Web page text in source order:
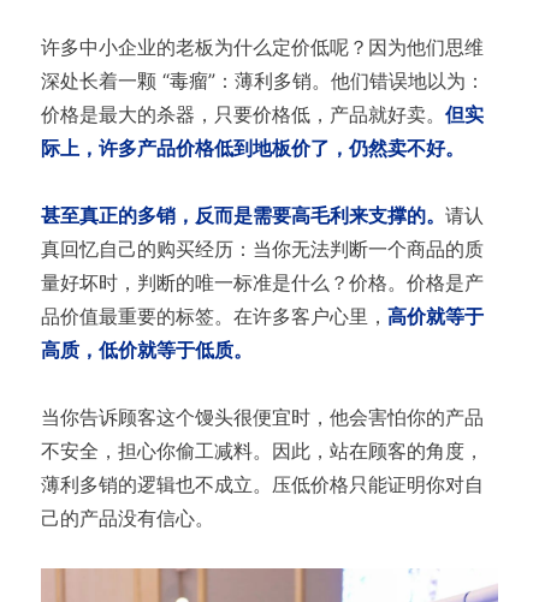
许多中小企业的老板为什么定价低呢？因为他们思维
深处长着一颗 “毒瘤”：薄利多销。他们错误地以为：
价格是最大的杀器，只要价格低，产品就好卖。 但实
际上，许多产品价格低到地板价了，仍然卖不好。
甚至真正的多销，反而是需要高毛利来支撑的。 请认
真回忆自己的购买经历：当你无法判断一个商品的质
量好坏时，判断的唯一标准是什么？价格。价格是产
品价值最重要的标签。在许多客户心里， 高价就等于
高质，低价就等于低质。
当你告诉顾客这个馒头很便宜时，他会害怕你的产品
不安全，担心你偷工减料。因此，站在顾客的角度，
薄利多销的逻辑也不成立。压低价格只能证明你对自
己的产品没有信心。